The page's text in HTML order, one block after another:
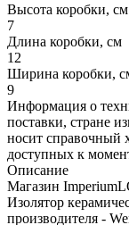
Высота коробки, см
7
Длина коробки, см
12
Ширина коробки,
9
Информация о
поставки, стране
носит справочный
доступных к
Описание
Магазин
Изолятор
производителя -